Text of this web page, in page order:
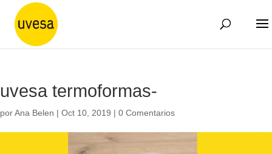
uvesa termoformas-
porAna Belen | Oct 10, 2019 | 0 Comentarios